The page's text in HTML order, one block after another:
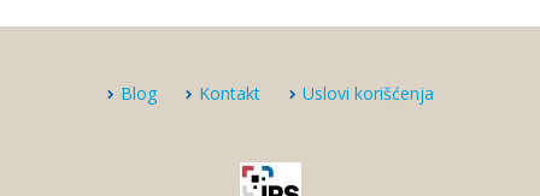
Blog Kontakt Uslovi korišćenja